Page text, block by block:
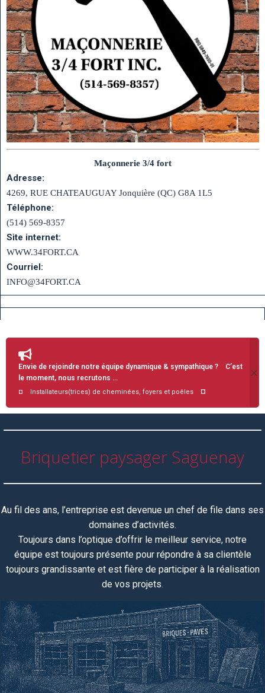
Maçonnerie 3/4 fort
Adresse:
4269, RUE CHATEAUGUAY Jonquière (QC) G8A 1L5
Téléphone:
(514) 569-8357
Site internet:
WWW.34FORT.CA
Courriel:
INFO@34FORT.CA
Envie de rejoindre notre équipe dynamique & sympathique ? C’est
le moment, nous recrutons …
¤ Installateurs(trices) de cheminées, foyers et poêles ¤
Briquetier paysager Saguenay
Au fil des ans, l’entreprise est devenue un chef de file dans ses
domaines d’activités.
Toujours dans l’optique d’offrir le meilleur service, notre
équipe est toujours présente pour répondre à sa clientèle
toujours grandissante et est fière de participer à la réalisation
de vos projets.